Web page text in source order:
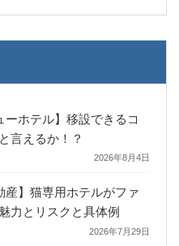
ーホテル】移設できるコ
言えるか！？
2026年8月4日
産】猫専用ホテルがファ
力とリスクと具体例
2026年7月29日